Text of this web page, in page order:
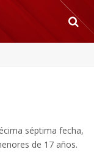
séptima fecha,
de 17 años.